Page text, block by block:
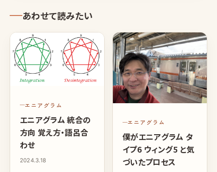
あわせて読みたい
エニアグラム
エニアグラム 統合の
方向 覚え方・語呂合
わせ
2024.3.18
エニアグラム
僕がエニアグラム タ
イプ6 ウィング5 と気
づいたプロセス